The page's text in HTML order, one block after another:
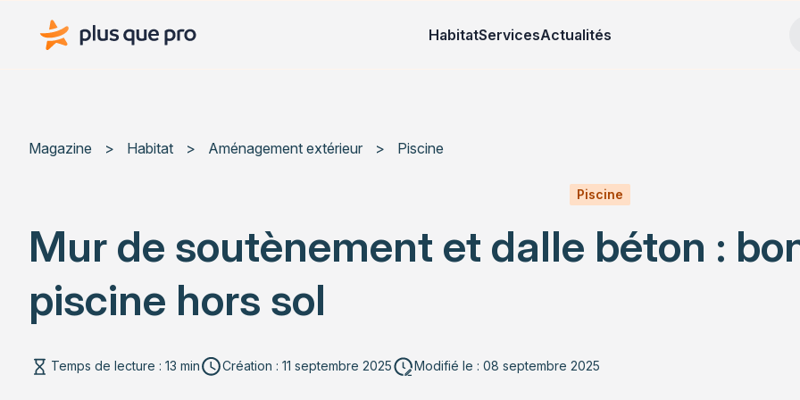
Plus que pro Mag'
HabitatServicesActualités
Magazine > Habitat > Aménagement extérieur > Piscine
Piscine
Mur de soutènement et dalle béton :
piscine hors sol
Temps de lecture : 13 min Création : 11 septembre 2025 Modifié le : 08 septembre 2025